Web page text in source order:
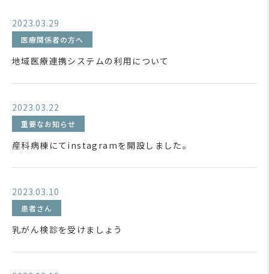
2023.03.29
医療関係者の方へ
地域医療連携システムの利用について
2023.03.22
重要なお知らせ
産科病棟にてinstagramを開設しました。
2023.03.10
患者さん
乳がん検診を受けましょう